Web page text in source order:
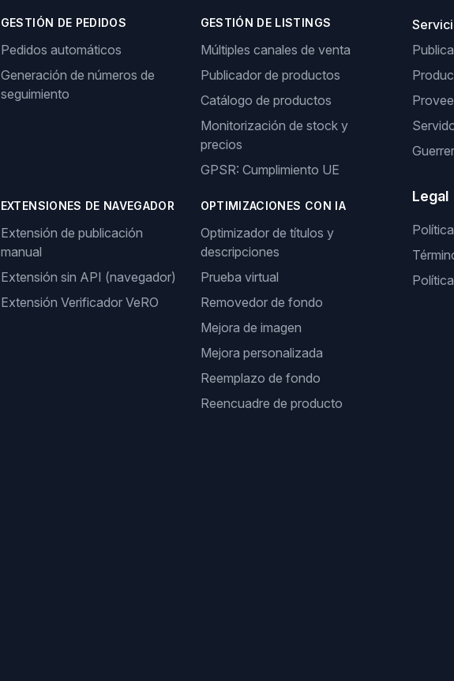
GESTIÓN DE PEDIDOS
Pedidos automáticos
Generación de números de
seguimiento
GESTIÓN DE LISTINGS
Múltiples canales de venta
Publicador de productos
Catálogo de productos
Monitorización de stock y
precios
GPSR: Cumplimiento UE
EXTENSIONES DE NAVEGADOR
Extensión de publicación
manual
Extensión sin API (navegador)
Extensión Verificador VeRO
OPTIMIZACIONES CON IA
Optimizador de títulos y
descripciones
Prueba virtual
Removedor de fondo
Mejora de imagen
Mejora personalizada
Reemplazo de fondo
Reencuadre de producto
Legal